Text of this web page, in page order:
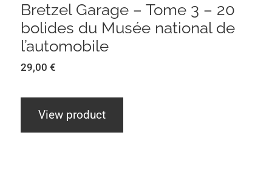
Bretzel Garage – Tome 3 – 20
bolides du Musée national de
l’automobile
29,00€
View product